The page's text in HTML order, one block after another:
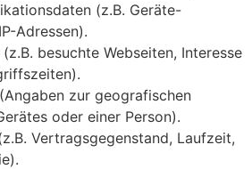
(z.B. Geräte-
Adressen).
besuchte Webseiten, Interesse
zur geografischen
oder einer Person).
Vertragsgegenstand, Laufzeit,